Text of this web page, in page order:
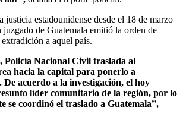
justicia estadounidense desde el 18 de marzo
de Guatemala emitió la orden de
a aquel país.
Policía Nacional Civil traslada al
hacia la capital para ponerlo a
De acuerdo a la investigación, el hoy
líder comunitario de la región, por lo
se coordinó el traslado a Guatemala”,